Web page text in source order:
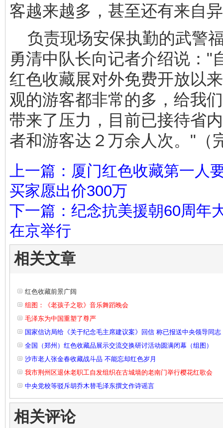
客越来越多，甚至还有来自
负责现场安保执勤的武警
勇清中队长向记者介绍说："
红色收藏展对外免费开放以
观的游客都非常的多，给我
带来了压力，目前已接待省
者和游客达２万余人次。"（
上一篇：厦门红色收藏第一人
买家愿出价300万
下一篇：纪念抗美援朝60周年
在京举行
相关文章
红色收藏前景广阔
组图：《老孩子之歌》音乐舞蹈晚会
毛泽东为中国重塑了尊严
国家信访局给《关于纪念毛主席建议案》回信 称已报送中央领导同志
全国（郑州）红色收藏品展示交流交换研讨活动圆满闭幕（组图）
沙市老人张金春收藏战斗品 不能忘却红色岁月
我市荆州区退休老职工自发组织在古城墙的老南门举行樱花红歌会
中央党校等驳斥胡乔木替毛泽东撰文作诗谣言
相关评论